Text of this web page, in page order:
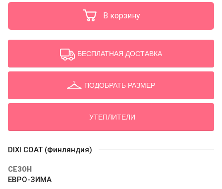
В корзину
БЕСПЛАТНАЯ ДОСТАВКА
ПОДОБРАТЬ РАЗМЕР
УТЕПЛИТЕЛИ
DIXI COAT (Финляндия)
СЕЗОН
ЕВРО-ЗИМА